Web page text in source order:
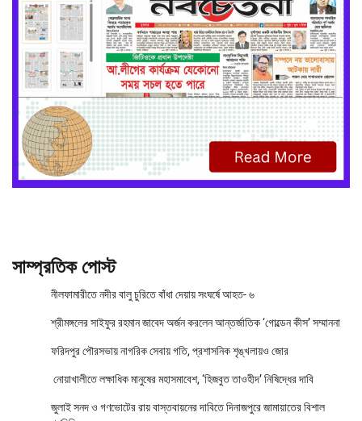
সাম্প্রতিক পোস্ট
নীলফামারীতে নদীর বালু চুরিতে বাঁধা দেয়ায় সংঘর্ষে আহত- ৬
শ্রীমঙ্গলের সাইফুর রহমান জাবেদ অর্জন করলেন আন্তর্জাতিক ‘গোল্ডেন কীস’ সম্মাননা
ফরিদপুর পৌরসভায় নাগরিক সেবায় গতি, প্রশাসনিক শৃঙ্খলায়ও জোর
নোয়াখালীতে লক্ষাধিক মানুষের মহাসমাবেশ, ‘হিজবুত তাওহীদ’ নিষিদ্ধের দাবি
জুলাই সনদ ও গণভোটের রায় বাস্তবায়নের দাবিতে দিনাজপুরে জামায়াতের বিশাল